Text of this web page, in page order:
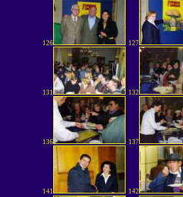
126 127
131 132
136 137
141 142